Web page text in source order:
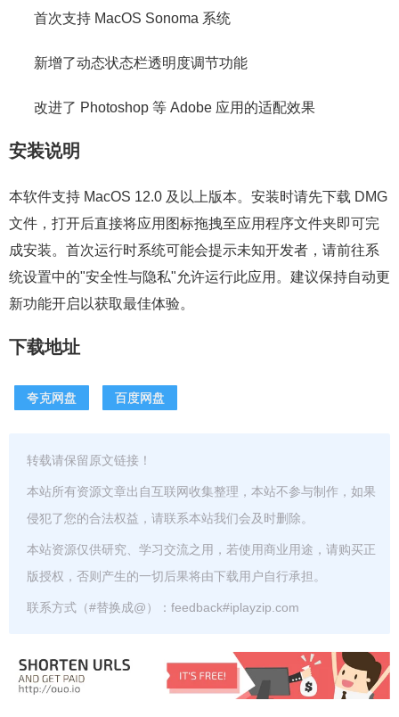
首次支持 MacOS Sonoma 系统
新增了动态状态栏透明度调节功能
改进了 Photoshop 等 Adobe 应用的适配效果
安装说明
本软件支持 MacOS 12.0 及以上版本。安装时请先下载 DMG
文件，打开后直接将应用图标拖拽至应用程序文件夹即可完
成安装。首次运行时系统可能会提示未知开发者，请前往系
统设置中的"安全性与隐私"允许运行此应用。建议保持自动更
新功能开启以获取最佳体验。
下载地址
夸克网盘 百度网盘
转载请保留原文链接！
本站所有资源文章出自互联网收集整理，本站不参与制作，如果
侵犯了您的合法权益，请联系本站我们会及时删除。
本站资源仅供研究、学习交流之用，若使用商业用途，请购买正
版授权，否则产生的一切后果将由下载用户自行承担。
联系方式（#替换成@）：feedback#iplayzip.com